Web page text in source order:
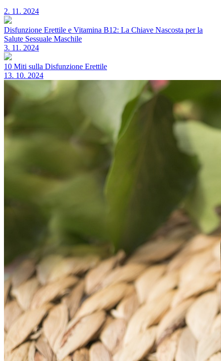
2. 11. 2024
Disfunzione Erettile e Vitamina B12: La Chiave Nascosta per la
Salute Sessuale Maschile
3. 11. 2024
10 Miti sulla Disfunzione Erettile
13. 10. 2024